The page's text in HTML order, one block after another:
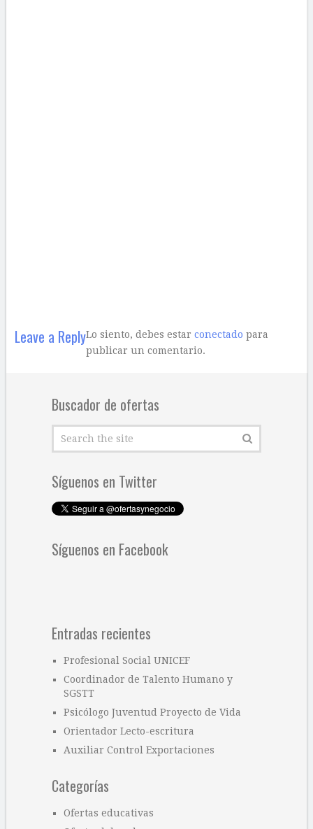
Leave a ReplyLo siento, debes estar conectado para
publicar un comentario.
Buscador de ofertas
Síguenos en Twitter
Síguenos en Facebook
Entradas recientes
Profesional Social UNICEF
Coordinador de Talento Humano y
SGSTT
Psicólogo Juventud Proyecto de Vida
Orientador Lecto-escritura
Auxiliar Control Exportaciones
Categorías
Ofertas educativas